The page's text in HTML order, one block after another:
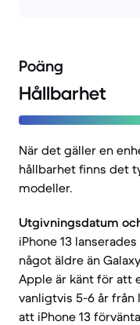
Poäng
Hållbarhet
När det gäller en
hållbarhet finns det
modeller.
Utgivningsdatum
iPhone 13
något äldre än
Apple är känt för att
vanligtvis 5-6 år
att iPhone 13